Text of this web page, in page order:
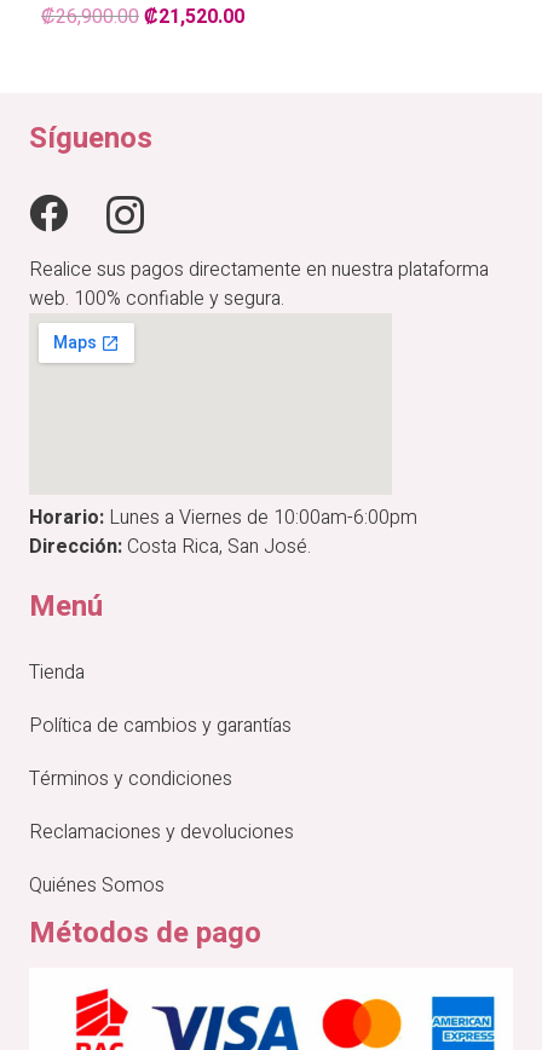
₡28,900.00El
₡28,900.00.
₡23,120.00El
Síguenos
Realice sus pagos directamente en nuestra plataforma
web. 100% confiable y segura.
Horario: Lunes a Viernes de 10:00am-6:00pm
Dirección:Costa Rica, San José.
Menú
Tienda
Política de cambios y garantías
Términos y condiciones
Reclamaciones y devoluciones
Quiénes Somos
Métodos de pago